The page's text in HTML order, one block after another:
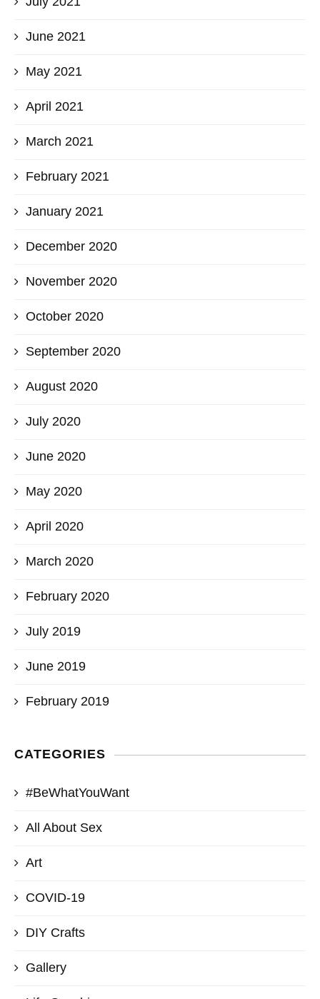
June 2021
May 2021
April 2021
March 2021
February 2021
January 2021
December 2020
November 2020
October 2020
September 2020
August 2020
July 2020
June 2020
May 2020
April 2020
March 2020
February 2020
July 2019
June 2019
February 2019
CATEGORIES
#BeWhatYouWant
All About Sex
Art
COVID-19
DIY Crafts
Gallery